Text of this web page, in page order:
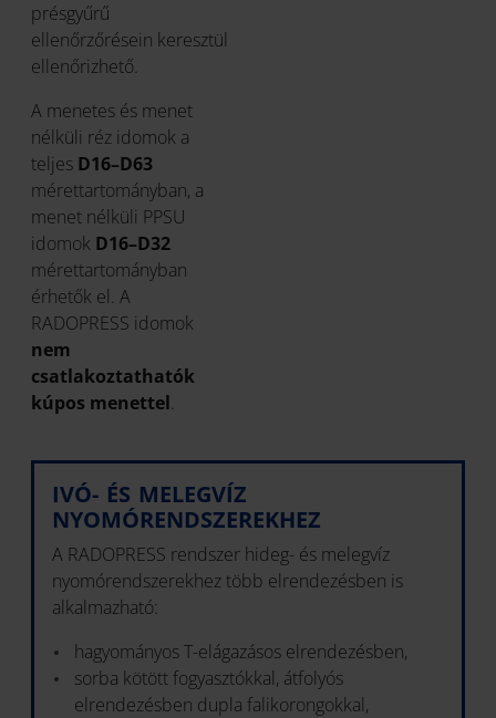
présgyűrű
ellenőrzőrésein keresztül
ellenőrizhető.
A menetes és menet
nélküli réz idomok a
teljes D16–D63
mérettartományban, a
menet nélküli PPSU
idomok D16–D32
mérettartományban
érhetők el. A
RADOPRESS idomok
nem
csatlakoztathatók
kúpos menettel.
IVÓ- ÉS MELEGVÍZ
NYOMÓRENDSZEREKHEZ
A RADOPRESS rendszer hideg- és melegvíz
nyomórendszerekhez több elrendezésben is
alkalmazható:
hagyományos T-elágazásos elrendezésben,
sorba kötött fogyasztókkal, átfolyós
elrendezésben dupla falikorongokkal,